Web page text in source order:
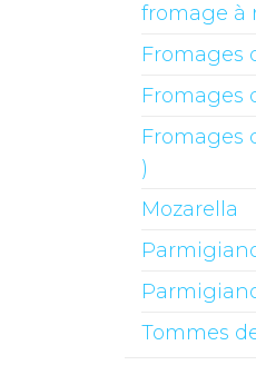
fromage à
Fromages
Fromages
Fromages
)
Mozarella
Tommes